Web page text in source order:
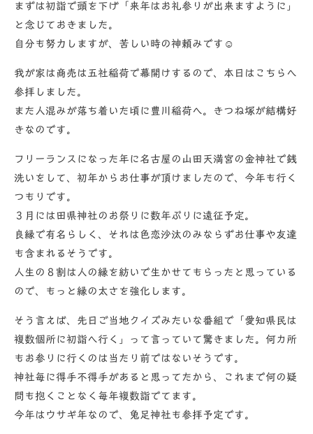
まずは初詣で頭を下げ「来年はお礼参りが出来ますように」
と念じておきました。
自分も努力しますが、苦しい時の神頼みです☺
我が家は商売は五社稲荷で幕開けするので、本日はこちらへ
参拝しました。
また人混みが落ち着いた頃に豊川稲荷へ。きつね塚が結構好
きなのです。
フリーランスになった年に名古屋の山田天満宮の金神社で銭
洗いをして、初年からお仕事が頂けましたので、今年も行く
つもりです。
３月には田県神社のお祭りに数年ぶりに遠征予定。
良縁で有名らしく、それは色恋沙汰のみならずお仕事や友達
も含まれるそうです。
人生の８割は人の縁を紡いで生かせてもらったと思っている
ので、もっと縁の太さを強化します。
そう言えば、先日ご当地クイズみたいな番組で「愛知県民は
複数個所に初詣へ行く」って言っていて驚きました。何カ所
もお参りに行くのは当たり前ではないそうです。
神社毎に得手不得手があると思ってたから、これまで何の疑
問も抱くことなく毎年複数詣でてます。
今年はウサギ年なので、兔足神社も参拝予定です。